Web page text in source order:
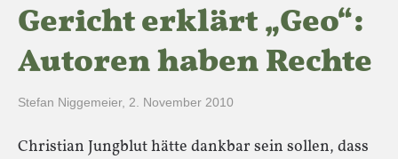
Gericht erklärt „Geo“:
Autoren haben Rechte
Stefan Niggemeier, 2. November 2010
Christian Jungblut hätte dankbar sein sollen, dass